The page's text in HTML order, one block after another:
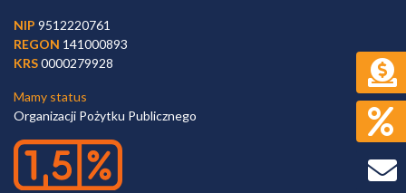
NIP 9512220761
REGON 141000893
KRS0000279928
Mamy status
Organizacji Pożytku Publicznego